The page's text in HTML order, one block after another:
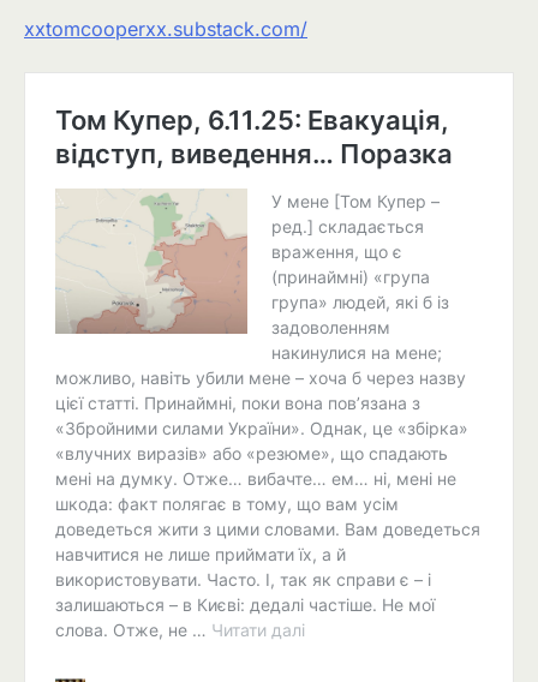
xxtomcooperxx.substack.com/